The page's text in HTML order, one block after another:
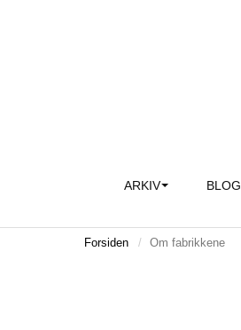
ARKIV
Forsiden Om fabrikkene